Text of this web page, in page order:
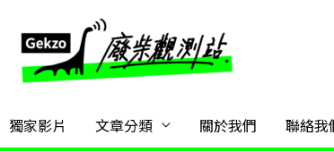
獨家影片 文章分類 關於我們 聯絡我